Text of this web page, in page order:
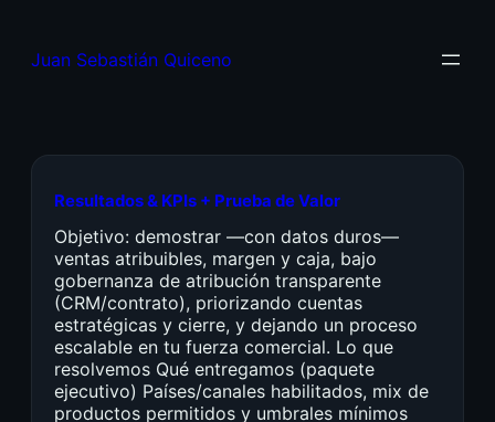
Juan Sebastián Quiceno
Resultados & KPIs + Prueba de Valor
Objetivo: demostrar —con datos duros—
ventas atribuibles, margen y caja, bajo
gobernanza de atribución transparente
(CRM/contrato), priorizando cuentas
estratégicas y cierre, y dejando un proceso
escalable en tu fuerza comercial. Lo que
resolvemos Qué entregamos (paquete
ejecutivo) Países/canales habilitados, mix de
productos permitidos y umbrales mínimos